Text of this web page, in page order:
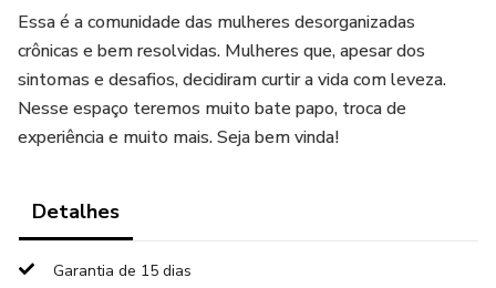
Essa é a comunidade das mulheres desorganizadas
crônicas e bem resolvidas. Mulheres que, apesar dos
sintomas e desafios, decidiram curtir a vida com leveza.
Nesse espaço teremos muito bate papo, troca de
experiência e muito mais. Seja bem vinda!
Detalhes
Garantia de 15 dias